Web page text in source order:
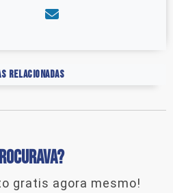
Relacionadas
gratis agora mesmo!